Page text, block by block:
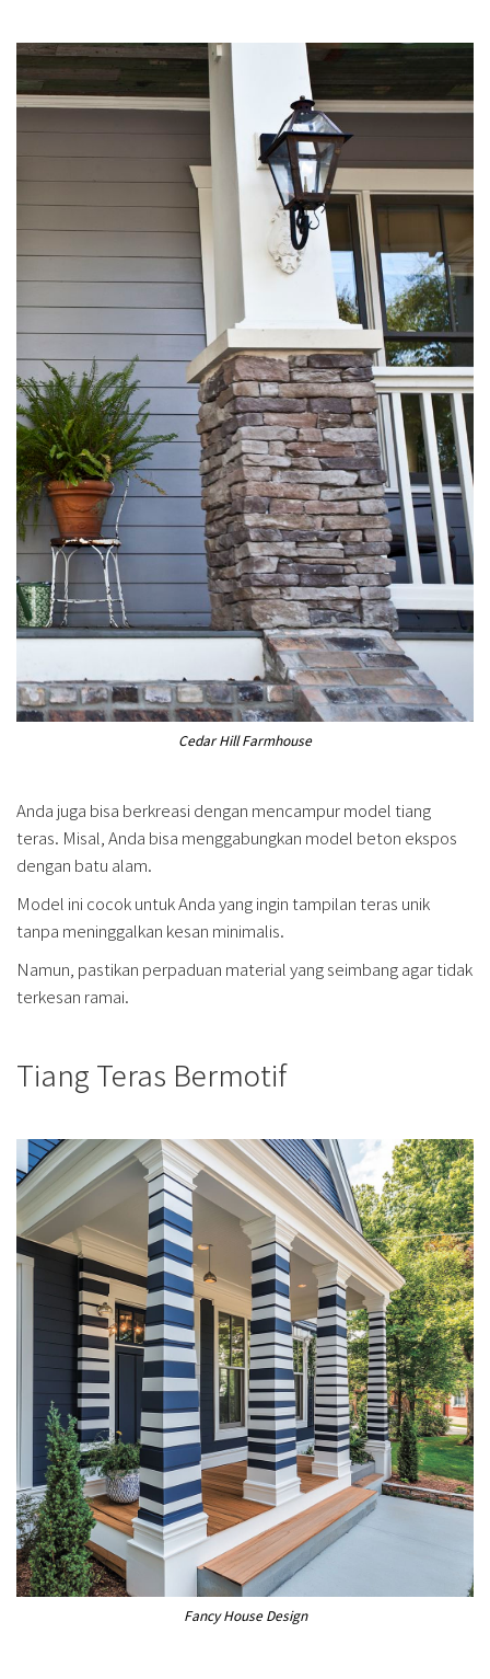
Cedar Hill Farmhouse
Anda juga bisa berkreasi dengan mencampur model tiang
teras. Misal, Anda bisa menggabungkan model beton ekspos
dengan batu alam.
Model ini cocok untuk Anda yang ingin tampilan teras unik
tanpa meninggalkan kesan minimalis.
Namun, pastikan perpaduan material yang seimbang agar tidak
terkesan ramai.
Tiang Teras Bermotif
Fancy House Design